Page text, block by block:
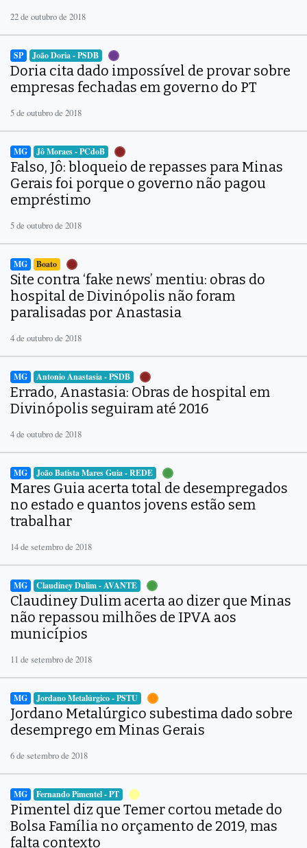
22 de outubro de 2018
SP João Doria - PSDB
Doria cita dado impossível de provar sobre
empresas fechadas em governo do PT
5 de outubro de 2018
MG Jô Moraes - PCdoB
Falso, Jô: bloqueio de repasses para Minas
Gerais foi porque o governo não pagou
empréstimo
5 de outubro de 2018
MG Boato
Site contra ‘fake news’ mentiu: obras do
hospital de Divinópolis não foram
paralisadas por Anastasia
4 de outubro de 2018
MG Antonio Anastasia - PSDB
Errado, Anastasia: Obras de hospital em
Divinópolis seguiram até 2016
4 de outubro de 2018
MG João Batista Mares Guia - REDE
Mares Guia acerta total de desempregados
no estado e quantos jovens estão sem
trabalhar
14 de setembro de 2018
MG Claudiney Dulim - AVANTE
Claudiney Dulim acerta ao dizer que Minas
não repassou milhões de IPVA aos
municípios
11 de setembro de 2018
MG Jordano Metalúrgico - PSTU
Jordano Metalúrgico subestima dado sobre
desemprego em Minas Gerais
6 de setembro de 2018
MG Fernando Pimentel - PT
Pimentel diz que Temer cortou metade do
Bolsa Família no orçamento de 2019, mas
falta contexto